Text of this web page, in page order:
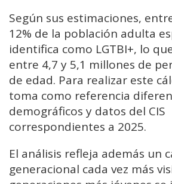
Según sus estimaciones,
12% de la población adulta
identifica como LGTBI+, lo
entre 4,7 y 5,1 millones de
de edad. Para realizar este
toma como referencia
demográficos y datos del CIS
correspondientes a 2025.
El análisis refleja además un
generacional cada vez más